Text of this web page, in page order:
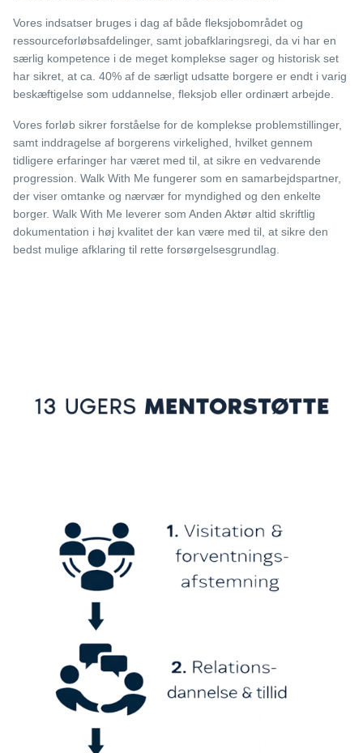
Vores indsatser bruges i dag af både fleksjobområdet og
ressourceforløbsafdelinger, samt jobafklaringsregi, da vi har en
særlig kompetence i de meget komplekse sager og historisk set
har sikret, at ca. 40% af de særligt udsatte borgere er endt i varig
beskæftigelse som uddannelse, fleksjob eller ordinært arbejde.
Vores forløb sikrer forståelse for de komplekse problemstillinger,
samt inddragelse af borgerens virkelighed, hvilket gennem
tidligere erfaringer har været med til, at sikre en vedvarende
progression. Walk With Me fungerer som en samarbejdspartner,
der viser omtanke og nærvær for myndighed og den enkelte
borger. Walk With Me leverer som Anden Aktør altid skriftlig
dokumentation i høj kvalitet der kan være med til, at sikre den
bedst mulige afklaring til rette forsørgelsesgrundlag.